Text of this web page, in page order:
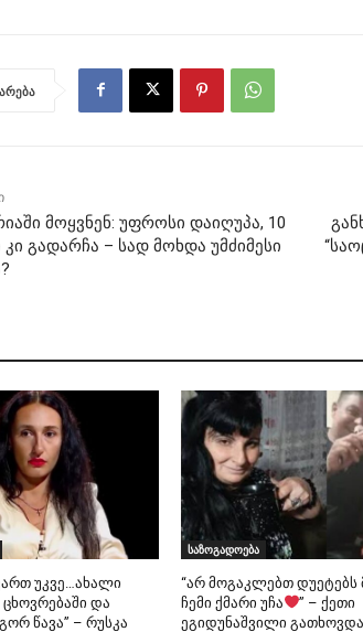
მოყვნენ: უფროსი დაიღუპა, 10
კი გადარჩა – სად მოხდა უმძიმესი
უკვე…ახალი
ცხოვრებაში და
წავა” – რუსკა
საზოგადოება
“არ მოგაკლებთ დუეტებს
ჩემი ქმარი უჩა
” – ქეთი
ეგიდუნაშვილი გათხოვდა